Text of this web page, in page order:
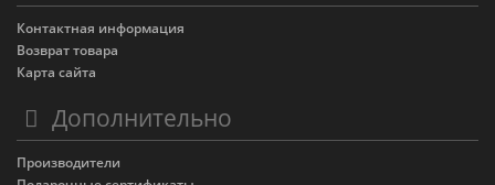
Контактная информация
Возврат товара
Карта сайта
Дополнительно
Производители